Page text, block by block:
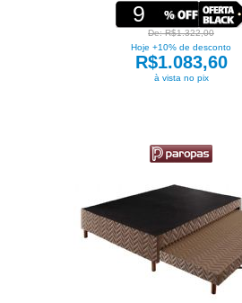
9
De: R$1.322,00
Hoje +10% de desconto
R$1.083,60
à vista no pix